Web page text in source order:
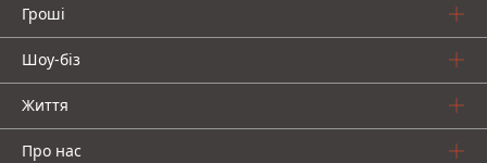
Гроші
Шоу-біз
Життя
Про нас